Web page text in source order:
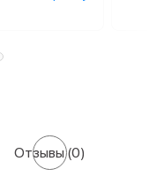
Отзывы(0)